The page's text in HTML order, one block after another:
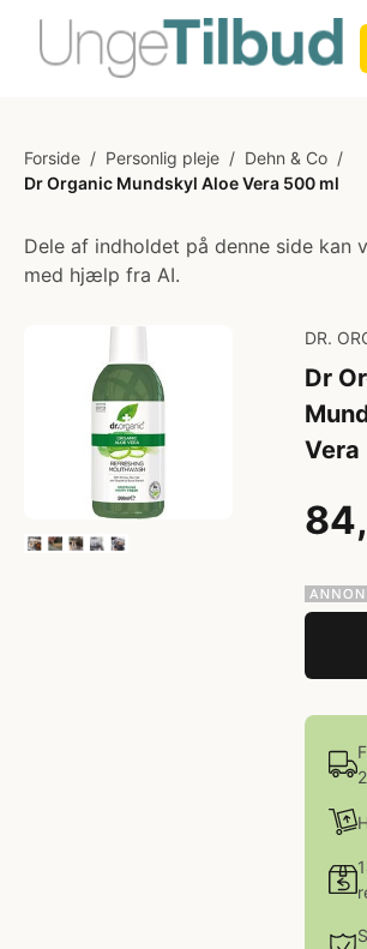
Forside / Personlig pleje / Dehn & Co /
Dr Organic Mundskyl Aloe Vera 500 ml
Dele af indholdet på denne side kan
med hjælp fra AI.
DR.
Dr
Vera